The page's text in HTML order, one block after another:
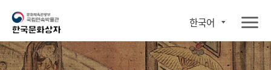
한국어